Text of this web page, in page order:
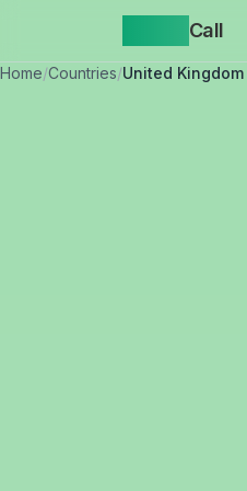
Call
Home/Countries/United